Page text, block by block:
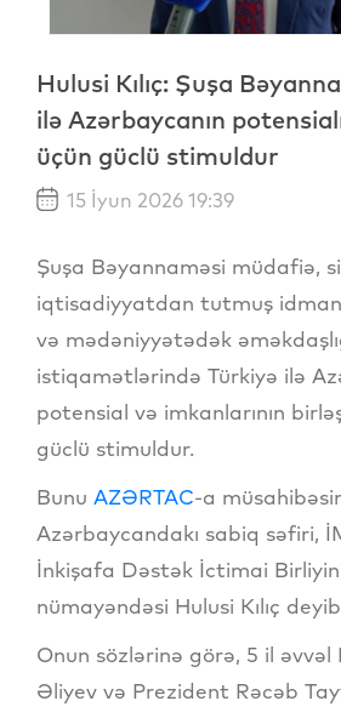
Hulusi Kılıç: Şuşa
ilə Azərbaycanın
üçün güclü stimuldur
15 İyun 2026 19:39
Şuşa Bəyannaməsi müdafiə,
iqtisadiyyatdan tutmuş
və mədəniyyətədək
istiqamətlərində Türkiyə ilə
potensial və imkanlarının
güclü stimuldur.
Bunu AZƏRTAC-a
Azərbaycandakı sabiq səfiri,
İnkişafa Dəstək İctimai
nümayəndəsi Hulusi Kılıç
Onun sözlərinə görə, 5 il
Əliyev və Prezident Rəcəb